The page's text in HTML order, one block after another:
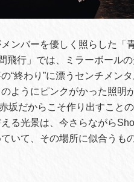
ンバーを優しく照らした「
飛行」では、ミラーボール
“終わり”に漂うセンチメン
ようにピンクがかった照明
坂だからこそ作り出すこと
る光景は、今さらながら
いて、その場所に似合うも